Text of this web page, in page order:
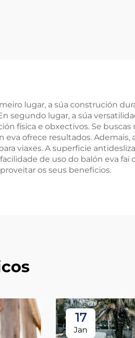
lugar, a súa construción
segundo lugar, a súa
física e obxectivos. Se buscas
ofrece resultados. Ademais,
viaxes. A superficie
de uso do balón eva fai
os seus beneficios.
17
Jan